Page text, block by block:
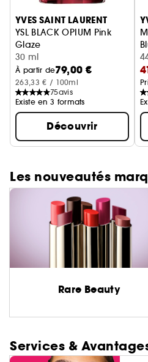
Ignorer le carrousel produits
YVES SAINT LAURENT
YSL BLACK OPIUM Pink
Glaze
Eau de Parfum femme
30 ml
À partir de79,00 €
263,33 € / 100ml
75avis
Existe en 3 formats
Découvrir
Les nouveautés
Rare Beauty
Services &